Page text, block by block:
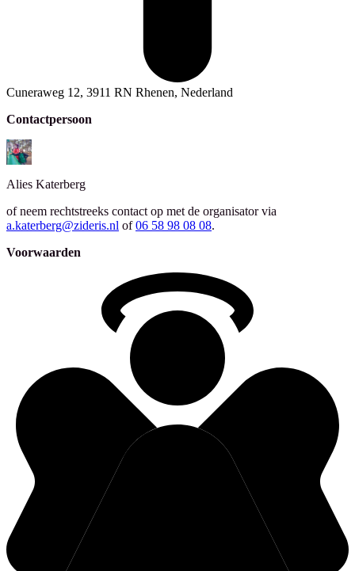
Cuneraweg 12, 3911 RN Rhenen, Nederland
Contactpersoon
Alies Katerberg
of neem rechtstreeks contact op met de organisator via
a.katerberg@zideris.nl of 06 58 98 08 08.
Voorwaarden